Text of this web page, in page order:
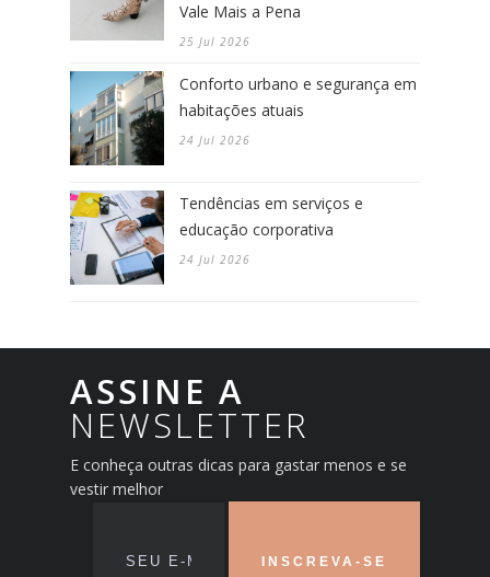
Vale Mais a Pena
25 Jul 2026
Conforto urbano e segurança em
habitações atuais
24 Jul 2026
Tendências em serviços e
educação corporativa
24 Jul 2026
ASSINE A
NEWSLETTER
E conheça outras dicas para gastar menos e se
vestir melhor